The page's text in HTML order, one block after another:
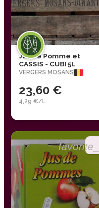
Jus de Pomme et
CASSIS - CUBI 5L
VERGERS MOSANS
23,60 €
4,29 €/L